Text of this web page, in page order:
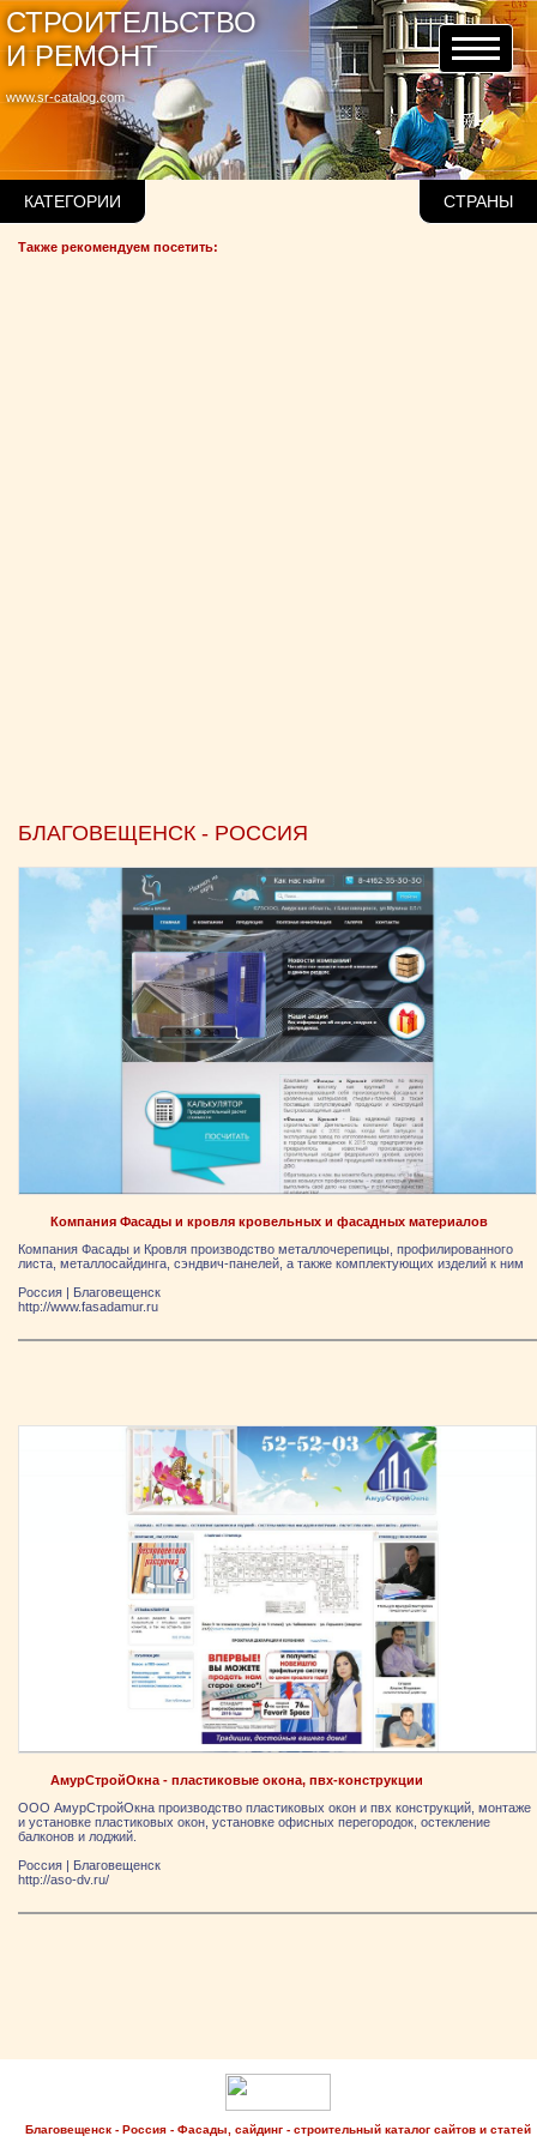
www.sr-catalog.com
СТРОИТЕЛЬСТВО
И РЕМОНТ
КАТЕГОРИИ СТРАНЫ
Также рекомендуем посетить:
БЛАГОВЕЩЕНСК - РОССИЯ
Компания Фасады и кровля кровельных и фасадных материалов
Компания Фасады и Кровля производство металлочерепицы, профилированного
листа, металлосайдинга, сэндвич-панелей, а также комплектующих изделий к ним
Россия | Благовещенск
http://www.fasadamur.ru
АмурСтройОкна - пластиковые окона, пвх-конструкции
ООО АмурСтройОкна производство пластиковых окон и пвх конструкций, монтаже
и установке пластиковых окон, установке офисных перегородок, остекление
балконов и лоджий.
Россия | Благовещенск
http://aso-dv.ru/
Благовещенск - Россия - Фасады, сайдинг - строительный каталог сайтов и статей